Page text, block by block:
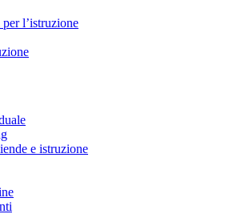
l’istruzione
e istruzione